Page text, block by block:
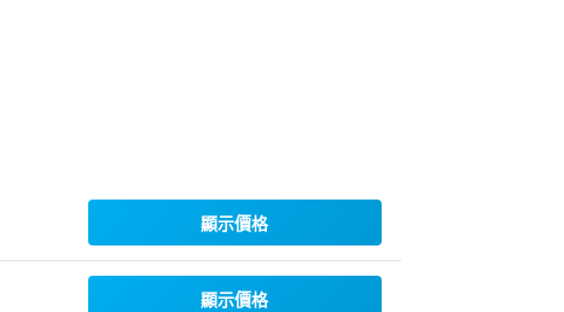
顯示價格
顯示價格